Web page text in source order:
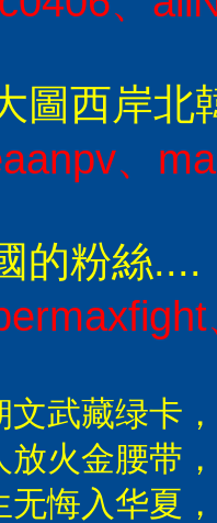
圖西岸北
、
的粉絲....
文武藏绿卡
放火金腰带
无悔入华夏